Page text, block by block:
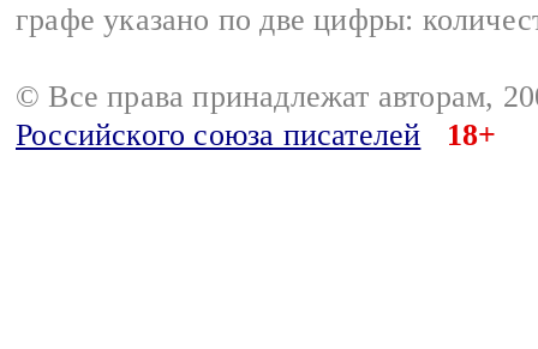
графе указано по две цифры:
© Все права принадлежат авторам,
Российского союза писателей
18+